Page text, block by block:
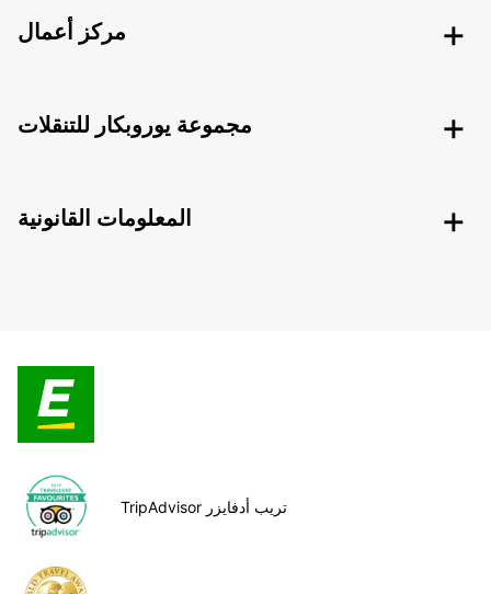
مركز أعمال
مجموعة يوروبكار للتنقلات
المعلومات القانونية
TripAdvisor تريب أدفايزر